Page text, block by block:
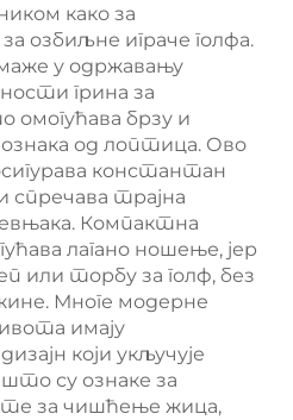
како за
озбиљне играче голфа.
у одржавању
грина за
брзу и
од лоптица. Ово
константан
трајна
Компактна
лагано ношење, јер
или торбу за голф, без
Многе модерне
имају
који укључује
су ознаке за
за чишћење жица,